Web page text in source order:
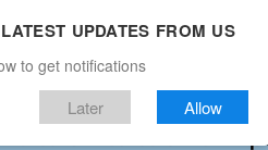
UPDATES FROM US
to get notifications
Later Allow